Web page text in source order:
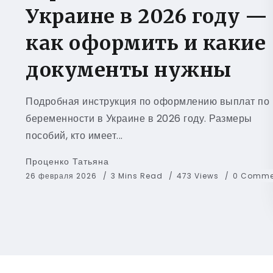
Украине в 2026 году —
как оформить и какие
документы нужны
Подробная инструкция по оформлению выплат по
беременности в Украине в 2026 году. Размеры
пособий, кто имеет...
Проценко Татьяна
26 февраля 2026 3 Mins Read 473 Views 0